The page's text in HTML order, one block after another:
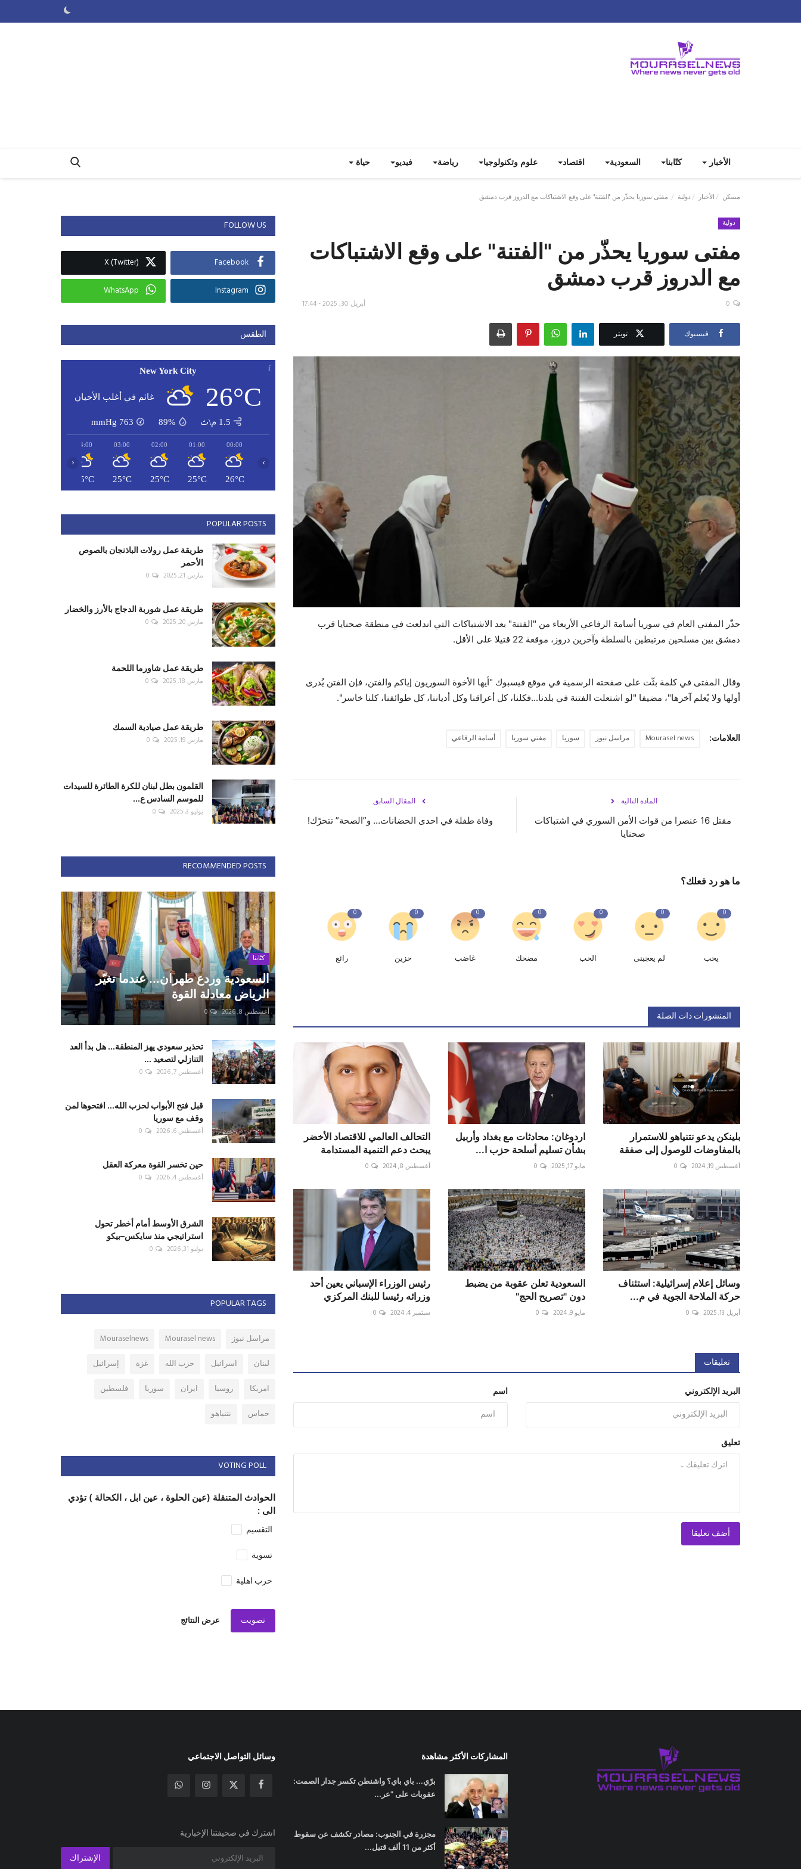
الأخبار كتّابنا السعودية اقتصاد علوم وتكنولوجيا رياضة فيديو حياة
مسكن الأخبار دولية مفتى سوريا يحذّر من "الفتنة" على وقع الاشتباكات مع الدروز قرب دمشق
دولية
مفتى سوريا يحذّر من "الفتنة" على وقع الاشتباكات
مع الدروز قرب دمشق
أبريل 30, 2025 - 17:44 0
فيسبوك تويتر
حذّر المفتي العام في سوريا أسامة الرفاعي الأربعاء من "الفتنة" بعد الاشتباكات التي اندلعت في منطقة صحنايا قرب
دمشق بين مسلحين مرتبطين بالسلطة وآخرين دروز، موقعة 22 قتيلا على الأقل.
وقال المفتى في كلمة بثّت على صفحته الرسمية في موقع فيسبوك "أيها الأخوة السوريون إياكم والفتن، فإن الفتن يُدرى
أولها ولا يُعلم آخرها"، مضيفا "لو اشتعلت الفتنة في بلدنا...فكلنا، كل أعراقنا وكل أدياننا، كل طوائفنا، كلنا خاسر".
العلامات: Mourasel news مراسل نيوز سوريا مفتي سوريا أسامة الرفاعي
المقال السابق
وفاة طفلة في احدى الحضانات… و”الصحة” تتحرّك!
المادة التالية
مقتل 16 عنصرا من قوات الأمن السوري في اشتباكات
صحنايا
ما هو رد فعلك؟
0
يحب
0
لم يعجبنى
0
الحب
0
مضحك
0
غاضب
0
حزين
0
رائع
المنشورات ذات الصلة
بلينكن يدعو نتنياهو للاستمرار
بالمفاوضات للوصول إلى صفقة
أغسطس 19, 2024 0
اردوغان: محادثات مع بغداد وأربيل
بشأن تسليم أسلحة حزب ا...
مايو 17, 2025 0
التحالف العالمي للاقتصاد الأخضر
يبحث دعم التنمية المستدامة
أغسطس 8, 2024 0
وسائل إعلام إسرائيلية: استئناف
حركة الملاحة الجوية في م...
أبريل 13, 2025 0
السعودية تعلن عقوبة من يضبط
دون "تصريح الحج"
مايو 9, 2024 0
رئيس الوزراء الإسباني يعين أحد
وزرائه رئيسا للبنك المركزي
سبتمبر 4, 2024 0
تعليقات
اسم البريد الإلكتروني
تعليق
أضف تعليقا
FOLLOW US
Facebook
X (Twitter)
Instagram
WhatsApp
الطقس
New York City
26°C غائم في أغلب الأحيان
1.5 م\ث 89%
763
mmHg
00:00
26°C
01:00
25°C
02:00
25°C
03:00
25°C
04:00
25°C
‹ ›
POPULAR POSTS
طريقة عمل رولات الباذنجان بالصوص
الأحمر
مارس 21, 2025 0
طريقة عمل شوربة الدجاج بالأرز والخضار
مارس 20, 2025 0
طريقة عمل شاورما اللحمة
مارس 18, 2025 0
طريقة عمل صيادية السمك
مارس 19, 2025 0
القلمون بطل لبنان للكرة الطائرة للسيدات
للموسم السادس ع...
يوليو 3, 2025 0
RECOMMENDED POSTS
كتّابنا
السعودية وردع طهران... عندما تغيّر
الرياض معادلة القوة
أغسطس 8, 2026 0
تحذير سعودي يهز المنطقة... هل بدأ العد
التنازلي لتصعيد ...
أغسطس 7, 2026 0
قبل فتح الأبواب لحزب الله... افتحوها لمن
وقف مع سوريا
أغسطس 6, 2026 0
حين تخسر القوة معركة العقل
أغسطس 4, 2026 0
الشرق الأوسط أمام أخطر تحول
استراتيجي منذ سايكس–بيكو
يوليو 31, 2026 0
POPULAR TAGS
مراسل نيوز Mourasel news
Mouraselnews
لبنان
اسرائيل حزب الله غزة
إسرائيل
امريكا
روسيا ايران سوريا
فلسطين
حماس
نتنياهو
VOTING POLL
الحوادث المتنقلة (عين الحلوة ، عين ابل ، الكحالة ) تؤدي
الى :
التقسيم
تسوية
حرب اهلية
تصويت عرض النتائج
المشاركات الأكثر مشاهدة
برّي... باي باي؟ واشنطن تكسر جدار الصمت:
عقوبات على "عر...
مجزرة في الجنوب: مصادر تكشف عن سقوط
أكثر من 11 ألف قتيل...
وسائل التواصل الاجتماعي
اشترك في صحيفتنا الإخبارية
الإشتراك